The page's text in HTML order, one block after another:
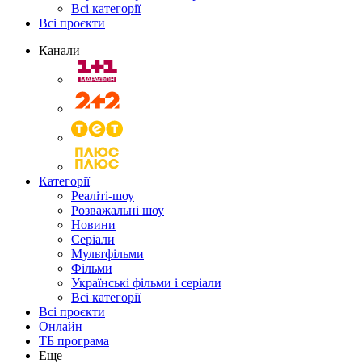
Всі категорії
Всі проєкти
Канали
Категорії
Реаліті-шоу
Розважальні шоу
Новини
Серіали
Мультфільми
Фільми
Українські фільми і серіали
Всі категорії
Всі проєкти
Онлайн
ТБ програма
Еще